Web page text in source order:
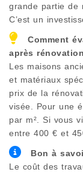
grande partie de
C’est un
Comment
après
Les maisons
et matériaux
prix de la
visée. Pour une
par m². Si vous
entre 400 € et
Bon à
Le coût des